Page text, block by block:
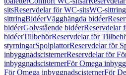
sitsReservdelar för WC-sitsWC-sittring
sittringBidéerVägghängda bidéer
bidéerGolvstående bidéerReservdelar
bidéerTillbehörReservdelar för
styrningarSpolplattorReservdelar för
inbyggnadscisternerReservdelar för
inbyggnadscisternerFör Omega
För Omega inbyggnadscisternerFör